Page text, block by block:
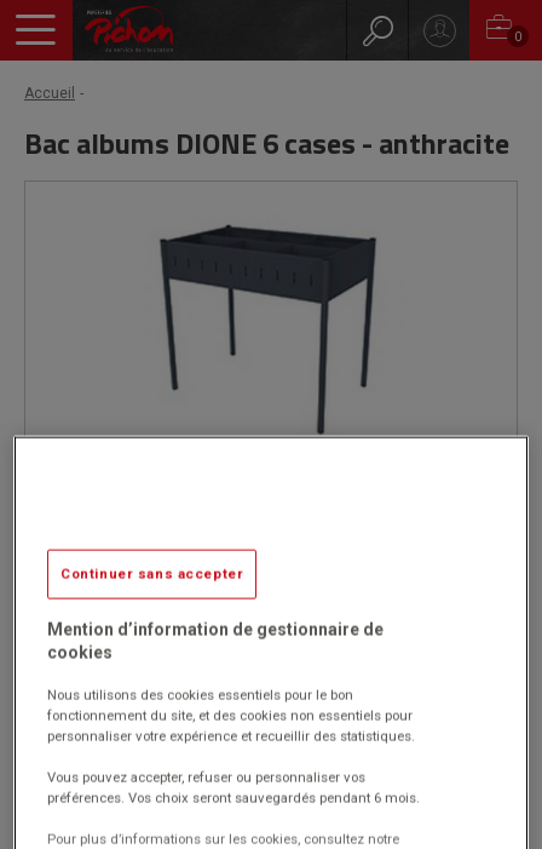
0
Accueil
Bac albums DIONE 6 cases - anthracite
Réf. 1013756-02
(Produit ni repris, ni échangé)
Fond couvert caoutchouc antidérapant
Bac en tôle 10/10ème revêtue époxy.
insonores.
L/l/H cases : 29,5 x 27 x 18 cm.
Continuer sans accepter
Mention d’information de gestionnaire de
cookies
Nous utilisons des cookies essentiels pour le bon
fonctionnement du site, et des cookies non essentiels pour
personnaliser votre expérience et recueillir des statistiques.
Vous pouvez accepter, refuser ou personnaliser vos
préférences. Vos choix seront sauvegardés pendant 6 mois.
Pour plus d’informations sur les cookies, consultez notre